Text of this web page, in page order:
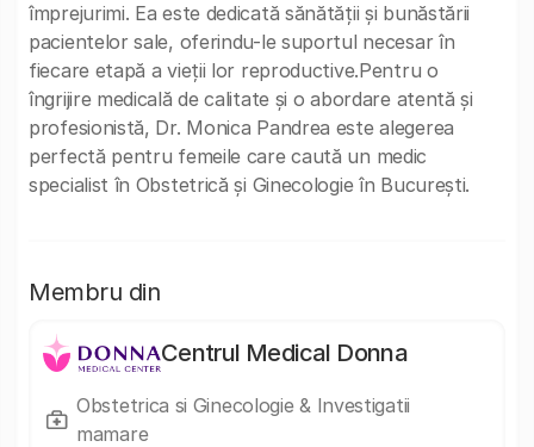
împrejurimi. Ea este dedicată sănătății și bunăstării
pacientelor sale, oferindu-le suportul necesar în
fiecare etapă a vieții lor reproductive.Pentru o
îngrijire medicală de calitate și o abordare atentă și
profesionistă, Dr. Monica Pandrea este alegerea
perfectă pentru femeile care caută un medic
specialist în Obstetrică și Ginecologie în București.
Membru din
Centrul Medical Donna
Obstetrica si Ginecologie & Investigatii
mamare